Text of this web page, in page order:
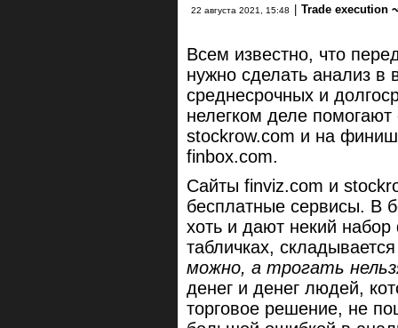
22 августа 2021, 15:48 Trade execution
Всем известно, что
нужно сделать анализ в
среднесрочных и
нелегком деле
stockrow.com и на
finbox.com.
Сайты finviz.com и
бесплатные сервисы. В
хоть и дают некий
табличках,
можно, а трогать
денег и денег людей,
торговое решение, не